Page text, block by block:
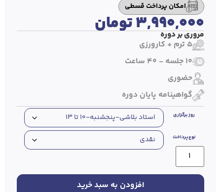
امکان پرداخت قسطی
۳,۹۹۰,۰۰۰تومان
مروری بر دوره
5 ترم + کارورزی
10 جلسه - 40 ساعت
حضوری
گواهینامه پایان دوره
روز برگزاری
نوع‌پرداخت
افزودن به سبد خرید